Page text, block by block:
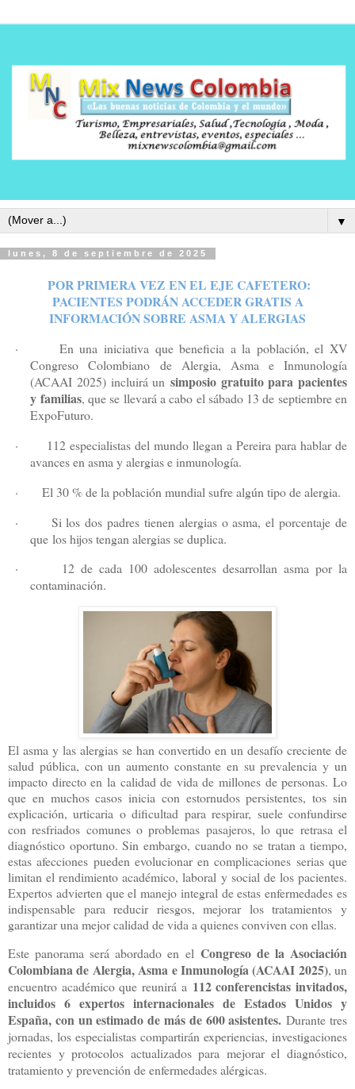
▼
lunes, 8 de septiembre de 2025
POR PRIMERA VEZ EN EL EJE CAFETERO:
PACIENTES PODRÁN ACCEDER GRATIS A
INFORMACIÓN SOBRE ASMA Y ALERGIAS
·
En una iniciativa que beneficia a la población, el XV
Congreso Colombiano de Alergia, Asma e Inmunología
(ACAAI 2025) incluirá unsimposio gratuito para pacientes
y familias, que se llevará a cabo el sábado 13 de septiembre en
ExpoFuturo.
·
112 especialistas del mundo llegan a Pereira para hablar de
avances en asma y alergias e inmunología.
·
El 30 % de la población mundial sufre algún tipo de alergia.
·
Si los dos padres tienen alergias o asma, el porcentaje de
que los hijos tengan alergias se duplica.
·
12 de cada 100 adolescentes desarrollan asma por la
contaminación.
El asma y las alergias se han convertido en un desafío creciente de
salud pública, con un aumento constante en su prevalencia y un
impacto directo en la calidad de vida de millones de personas. Lo
que en muchos casos inicia con estornudos persistentes, tos sin
explicación, urticaria o dificultad para respirar, suele confundirse
con resfriados comunes o problemas pasajeros, lo que retrasa el
diagnóstico oportuno. Sin embargo, cuando no se tratan a tiempo,
estas afecciones pueden evolucionar en complicaciones serias que
limitan el rendimiento académico, laboral y social de los pacientes.
Expertos advierten que el manejo integral de estas enfermedades es
indispensable para reducir riesgos, mejorar los tratamientos y
garantizar una mejor calidad de vida a quienes conviven con ellas.
Este panorama será abordado en el Congreso de la Asociación
Colombiana de Alergia, Asma e Inmunología (ACAAI 2025), un
encuentro académico que reunirá a 112 conferencistas invitados,
incluidos 6 expertos internacionales de Estados Unidos y
España, con un estimado de más de 600 asistentes. Durante tres
jornadas, los especialistas compartirán experiencias, investigaciones
recientes y protocolos actualizados para mejorar el diagnóstico,
tratamiento y prevención de enfermedades alérgicas.